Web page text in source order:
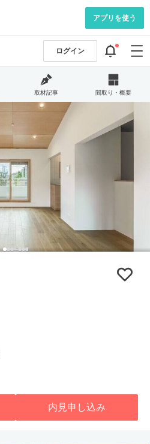
アプリを使う
ログイン
取材記事 間取り・概要
内見申し込み